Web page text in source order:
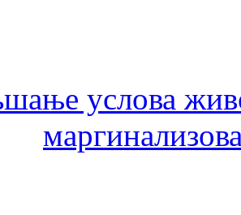
услова